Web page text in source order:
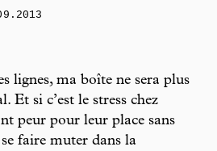
lignes, ma boîte ne sera plus
Et si c’est le stress chez
peur pour leur place sans
faire muter dans la